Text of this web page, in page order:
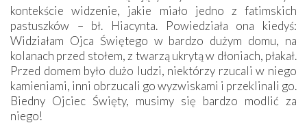
kontekście widzenie, jakie miało jedno z fatimskich
pastuszków – bł. Hiacynta. Powiedziała ona kiedyś:
Widziałam Ojca Świętego w bardzo dużym domu, na
kolanach przed stołem, z twarzą ukrytą w dłoniach, płakał.
Przed domem było dużo ludzi, niektórzy rzucali w niego
kamieniami, inni obrzucali go wyzwiskami i przeklinali go.
Biedny Ojciec Święty, musimy się bardzo modlić za
niego!